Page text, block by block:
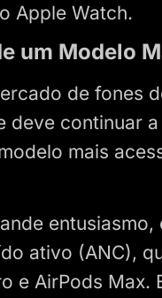
Apple Watch.
um Modelo
de fones
deve continuar
mais
ativo (ANC),
e AirPods Max.